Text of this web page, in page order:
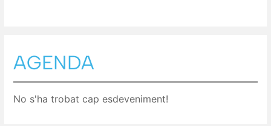
AGENDA
No s'ha trobat cap esdeveniment!